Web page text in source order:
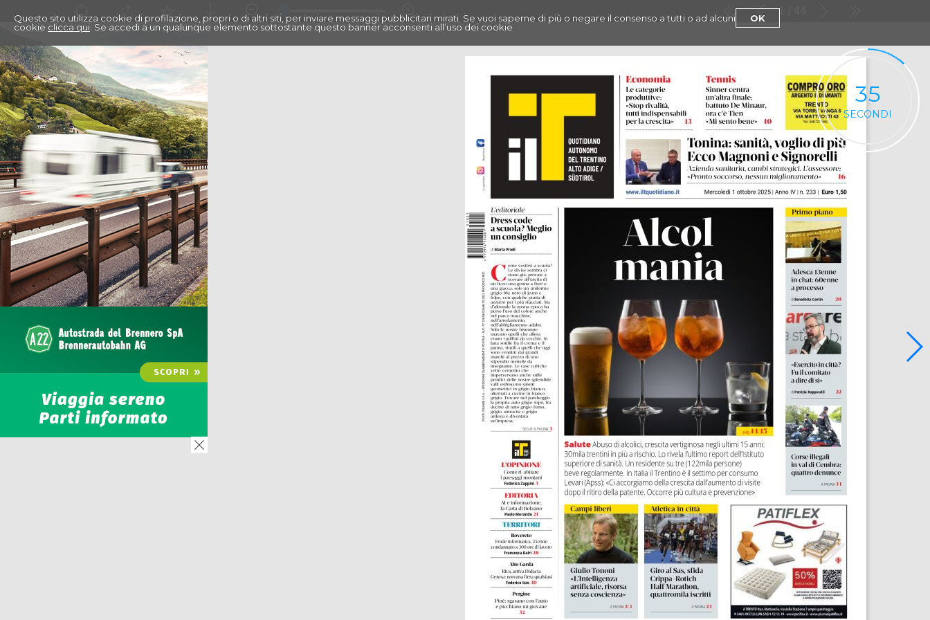
Questo sito utilizza cookie di profilazione, propri o di altri siti, per inviare messaggi pubblicitari mirati. Se vuoi saperne di più o negare il consenso a tutti o ad alcuni
cookie clicca qui . Se accedi a un qualunque elemento sottostante questo banner acconsenti all’uso dei cookie
OK
1
35
SECONDI